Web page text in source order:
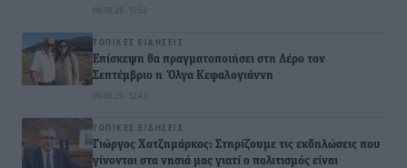
09.08.26 · 15:52
ΤΟΠΙΚΈΣ ΕΙΔΉΣΕΙΣ
Επίσκεψη θα πραγματοποιήσει στη Λέρο τον
Σεπτέμβριο η Όλγα Κεφαλογιάννη
09.08.26 · 12:47
ΤΟΠΙΚΈΣ ΕΙΔΉΣΕΙΣ
Γιώργος Χατζημάρκος: Στηρίζουμε τις εκδηλώσεις που
γίνονται στα νησιά μας γιατί ο πολιτισμός είναι